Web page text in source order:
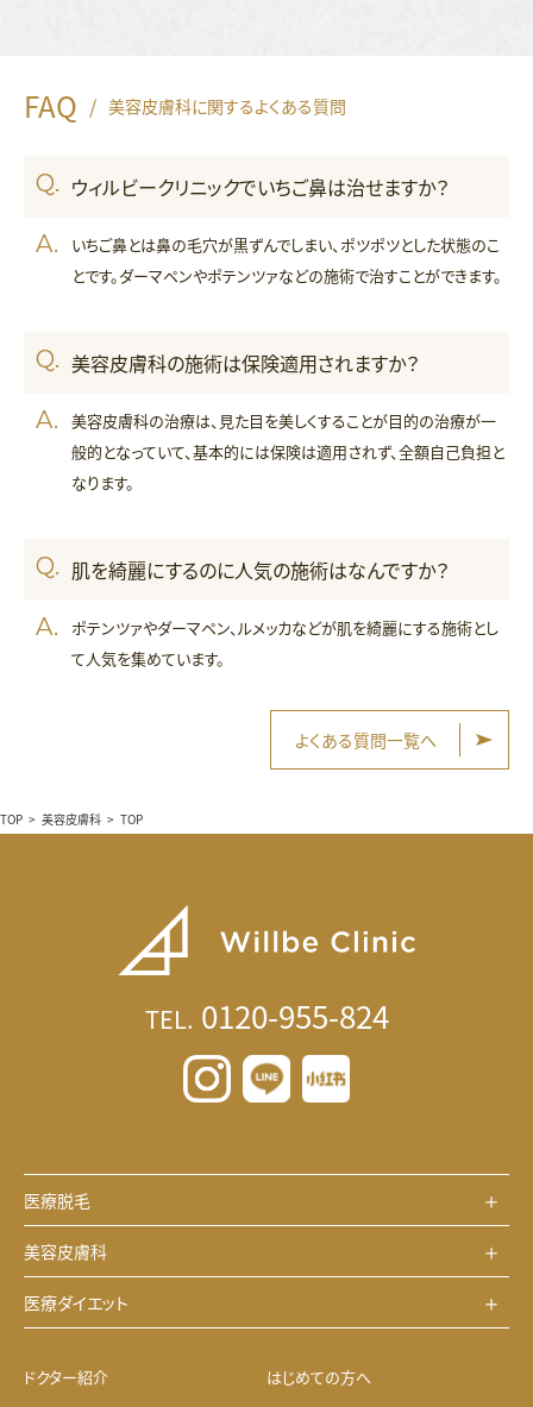
FAQ / 美容皮膚科に関するよくある質問
ウィルビークリニックでいちご鼻は治せますか？
いちご鼻とは鼻の毛穴が黒ずんでしまい、ポツポツとした状態のこ
とです。ダーマペンやポテンツァなどの施術で治すことができます。
美容皮膚科の施術は保険適用されますか？
美容皮膚科の治療は、見た目を美しくすることが目的の治療が一
般的となっていて、基本的には保険は適用されず、全額自己負担と
なります。
肌を綺麗にするのに人気の施術はなんですか？
ポテンツァやダーマペン、ルメッカなどが肌を綺麗にする施術とし
て人気を集めています。
よくある質問一覧へ
TOP > 美容皮膚科 > TOP
TEL. 0120-955-824
医療脱毛
美容皮膚科
医療ダイエット
ドクター紹介
はじめての方へ